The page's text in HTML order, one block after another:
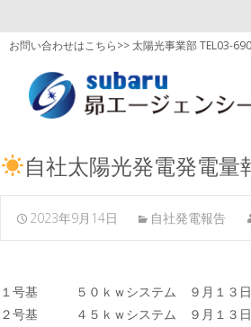
お問い合わせはこちら>> 太陽光事業部 TEL03-
自社太陽光発電発電量
2023年9月14日 自社発電報告
１号基 ５０ｋｗシステム ９月１３
２号基 ４５ｋｗシステム ９月１